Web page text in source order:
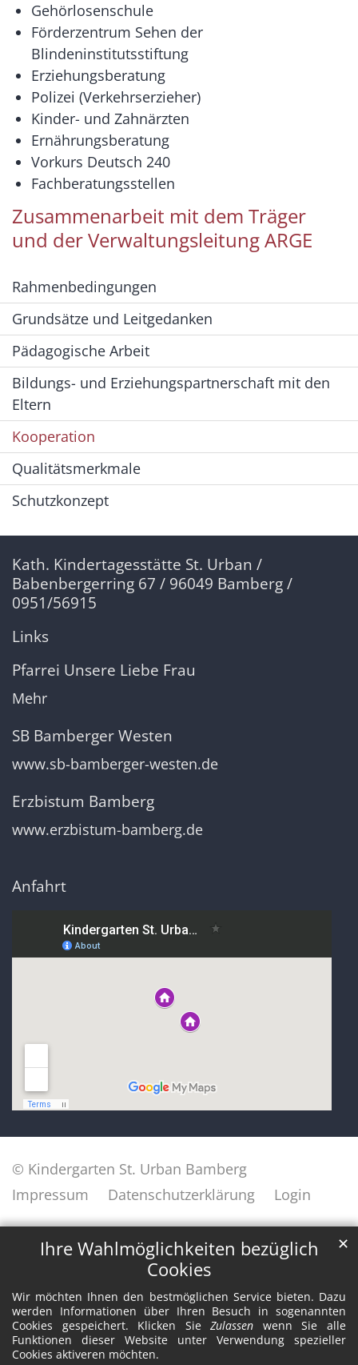
Ihre Wahlmöglichkeiten bezüglich
Cookies
Wir möchten Ihnen den bestmöglichen Service bieten. Dazu
werden Informationen über Ihren Besuch in sogenannten
Cookies gespeichert. Klicken SieZulassen wenn Sie alle
Funktionen dieser Website unter Verwendung spezieller
Cookies aktiveren möchten.
✕
Gehörlosenschule
Förderzentrum Sehen der
Blindeninstitutsstiftung
Erziehungsberatung
Polizei (Verkehrserzieher)
Kinder- und Zahnärzten
Ernährungsberatung
Vorkurs Deutsch 240
Fachberatungsstellen
Zusammenarbeit mit dem Träger
und der Verwaltungsleitung ARGE
Rahmenbedingungen
Grundsätze und Leitgedanken
Pädagogische Arbeit
Bildungs- und Erziehungspartnerschaft mit den
Eltern
Kooperation
Qualitätsmerkmale
Schutzkonzept
Kath. Kindertagesstätte St. Urban /
Babenbergerring 67 / 96049 Bamberg /
0951/56915
Links
Pfarrei Unsere Liebe Frau
Mehr
SB Bamberger Westen
www.sb-bamberger-westen.de
Erzbistum Bamberg
www.erzbistum-bamberg.de
Anfahrt
© Kindergarten St. Urban Bamberg
Impressum
Datenschutzerklärung Login